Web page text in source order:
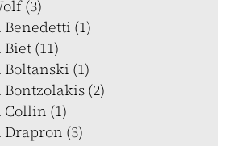
(3)
(1)
(11)
(1)
(2)
(1)
(3)